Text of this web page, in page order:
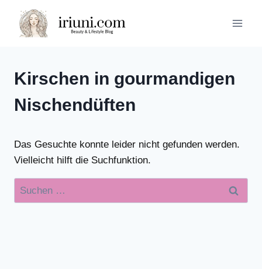
Inhalt
springen
Kirschen in gourmandigen
Nischendüften
Das Gesuchte konnte leider nicht gefunden werden.
Vielleicht hilft die Suchfunktion.
Suchen
nach: